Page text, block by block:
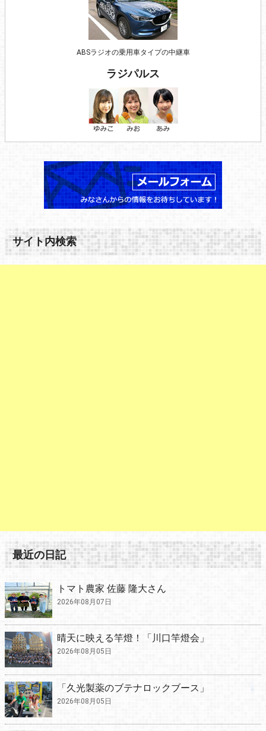
ABSラジオの乗用車タイプの中継車
ラジパルス
サイト内検索
最近の日記
トマト農家 佐藤 隆大さん
2026年08月07日
晴天に映える竿燈！「川口竿燈会」
2026年08月05日
「久光製薬のブテナロックブース」
2026年08月05日